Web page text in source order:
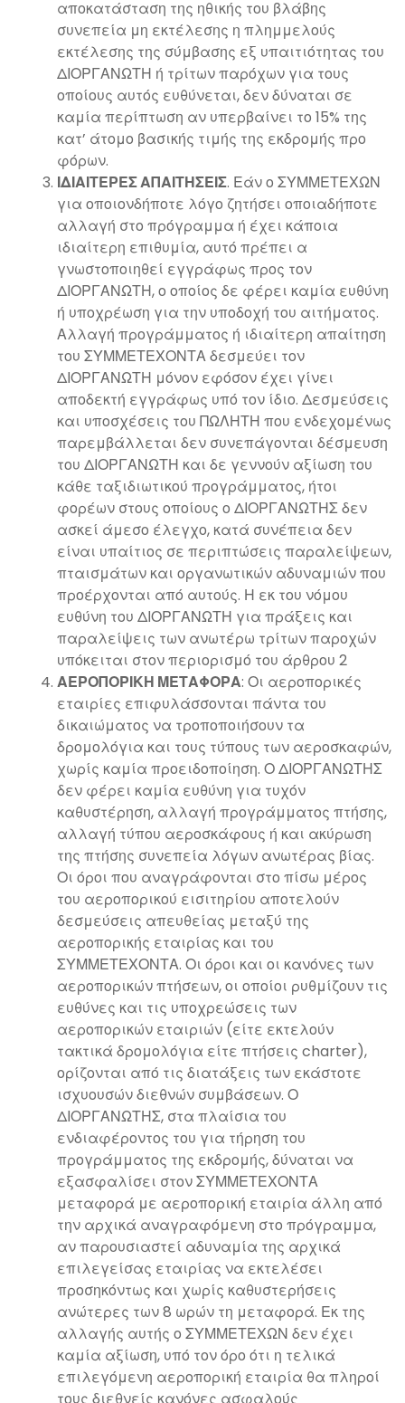
αποκατάσταση της ηθικής του βλάβης
συνεπεία μη εκτέλεσης η πλημμελούς
εκτέλεσης της σύμβασης εξ υπαιτιότητας του
ΔΙΟΡΓΑΝΩΤΗ ή τρίτων παρόχων για τους
οποίους αυτός ευθύνεται, δεν δύναται σε
καμία περίπτωση αν υπερβαίνει το 15% της
κατ’ άτομο βασικής τιμής της εκδρομής προ
φόρων.
ΙΔΙΑΙΤΕΡΕΣ ΑΠΑΙΤΗΣΕΙΣ. Εάν ο ΣΥΜΜΕΤΕΧΩΝ
για οποιονδήποτε λόγο ζητήσει οποιαδήποτε
αλλαγή στο πρόγραμμα ή έχει κάποια
ιδιαίτερη επιθυμία, αυτό πρέπει α
γνωστοποιηθεί εγγράφως προς τον
ΔΙΟΡΓΑΝΩΤΗ, ο οποίος δε φέρει καμία ευθύνη
ή υποχρέωση για την υποδοχή του αιτήματος.
Αλλαγή προγράμματος ή ιδιαίτερη απαίτηση
του ΣΥΜΜΕΤΕΧΟΝΤΑ δεσμεύει τον
ΔΙΟΡΓΑΝΩΤΗ μόνον εφόσον έχει γίνει
αποδεκτή εγγράφως υπό τον ίδιο. Δεσμεύσεις
και υποσχέσεις του ΠΩΛΗΤΗ που ενδεχομένως
παρεμβάλλεται δεν συνεπάγονται δέσμευση
του ΔΙΟΡΓΑΝΩΤΗ και δε γεννούν αξίωση του
κάθε ταξιδιωτικού προγράμματος, ήτοι
φορέων στους οποίους ο ΔΙΟΡΓΑΝΩΤΗΣ δεν
ασκεί άμεσο έλεγχο, κατά συνέπεια δεν
είναι υπαίτιος σε περιπτώσεις παραλείψεων,
πταισμάτων και οργανωτικών αδυναμιών που
προέρχονται από αυτούς. Η εκ του νόμου
ευθύνη του ΔΙΟΡΓΑΝΩΤΗ για πράξεις και
παραλείψεις των ανωτέρω τρίτων παροχών
υπόκειται στον περιορισμό του άρθρου 2
ΑΕΡΟΠΟΡΙΚΗ ΜΕΤΑΦΟΡΑ: Οι αεροπορικές
εταιρίες επιφυλάσσονται πάντα του
δικαιώματος να τροποποιήσουν τα
δρομολόγια και τους τύπους των αεροσκαφών,
χωρίς καμία προειδοποίηση. Ο ΔΙΟΡΓΑΝΩΤΗΣ
δεν φέρει καμία ευθύνη για τυχόν
καθυστέρηση, αλλαγή προγράμματος πτήσης,
αλλαγή τύπου αεροσκάφους ή και ακύρωση
της πτήσης συνεπεία λόγων ανωτέρας βίας.
Οι όροι που αναγράφονται στο πίσω μέρος
του αεροπορικού εισιτηρίου αποτελούν
δεσμεύσεις απευθείας μεταξύ της
αεροπορικής εταιρίας και του
ΣΥΜΜΕΤΕΧΟΝΤΑ. Οι όροι και οι κανόνες των
αεροπορικών πτήσεων, οι οποίοι ρυθμίζουν τις
ευθύνες και τις υποχρεώσεις των
αεροπορικών εταιριών (είτε εκτελούν
τακτικά δρομολόγια είτε πτήσεις charter),
ορίζονται από τις διατάξεις των εκάστοτε
ισχυουσών διεθνών συμβάσεων. Ο
ΔΙΟΡΓΑΝΩΤΗΣ, στα πλαίσια του
ενδιαφέροντος του για τήρηση του
προγράμματος της εκδρομής, δύναται να
εξασφαλίσει στον ΣΥΜΜΕΤΕΧΟΝΤΑ
μεταφορά με αεροπορική εταιρία άλλη από
την αρχικά αναγραφόμενη στο πρόγραμμα,
αν παρουσιαστεί αδυναμία της αρχικά
επιλεγείσας εταιρίας να εκτελέσει
προσηκόντως και χωρίς καθυστερήσεις
ανώτερες των 8 ωρών τη μεταφορά. Εκ της
αλλαγής αυτής ο ΣΥΜΜΕΤΕΧΩΝ δεν έχει
καμία αξίωση, υπό τον όρο ότι η τελικά
επιλεγόμενη αεροπορική εταιρία θα πληροί